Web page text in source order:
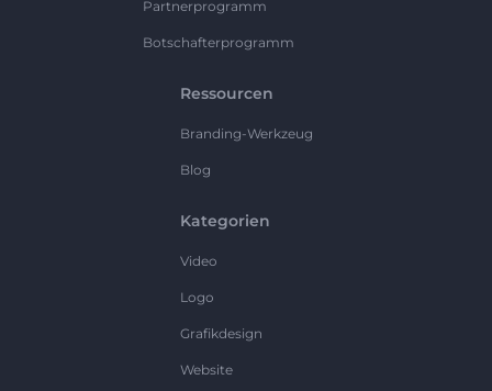
Partnerprogramm
Botschafterprogramm
Ressourcen
Branding-Werkzeug
Blog
Kategorien
Video
Logo
Grafikdesign
Website